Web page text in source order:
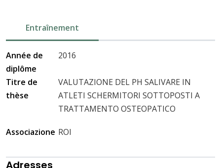
Entraînement
Année de
diplôme
2016
Titre de
thèse
VALUTAZIONE DEL PH SALIVARE IN
ATLETI SCHERMITORI SOTTOPOSTI A
TRATTAMENTO OSTEOPATICO
Associazione ROI
Adresses